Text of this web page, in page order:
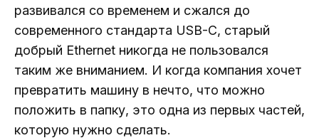
развивался со временем и сжался до
современного стандарта USB-C, старый
добрый Ethernet никогда не пользовался
таким же вниманием. И когда компания хочет
превратить машину в нечто, что можно
положить в папку, это одна из первых частей,
которую нужно сделать.